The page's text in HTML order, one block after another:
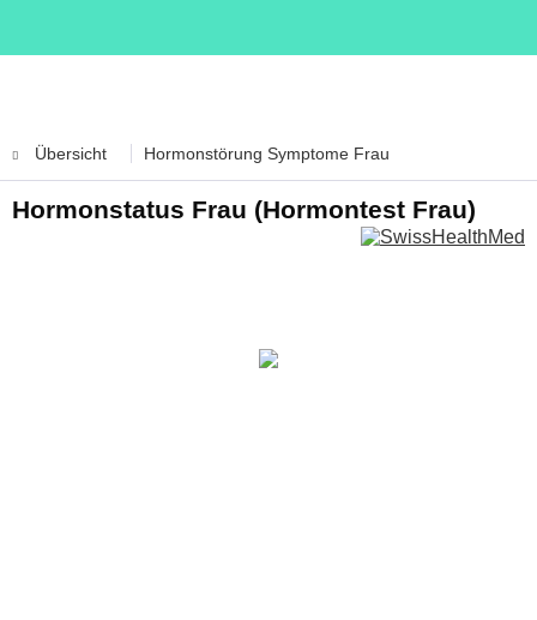
Übersicht Hormonstörung Symptome Frau
Hormonstatus Frau (Hormontest Frau)